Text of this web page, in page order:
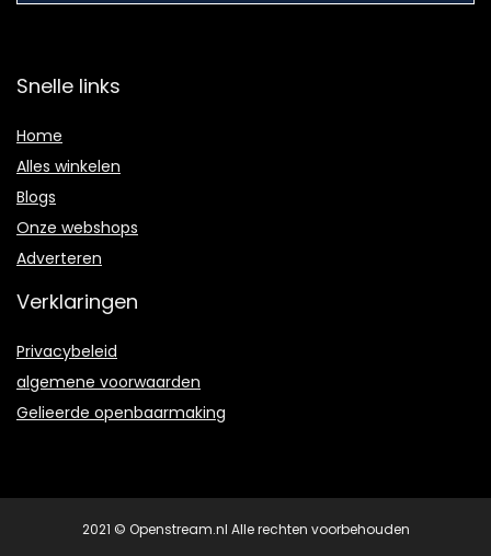
Snelle links
Home
Alles winkelen
Blogs
Onze webshops
Adverteren
Verklaringen
Privacybeleid
algemene voorwaarden
Gelieerde openbaarmaking
2021 © Openstream.nl Alle rechten voorbehouden